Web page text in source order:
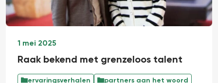
1 mei 2025
Raak bekend met grenzeloos talent
ervaringsverhalen
partners aan het woord